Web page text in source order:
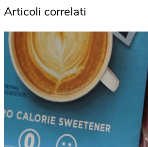
Articoli correlati